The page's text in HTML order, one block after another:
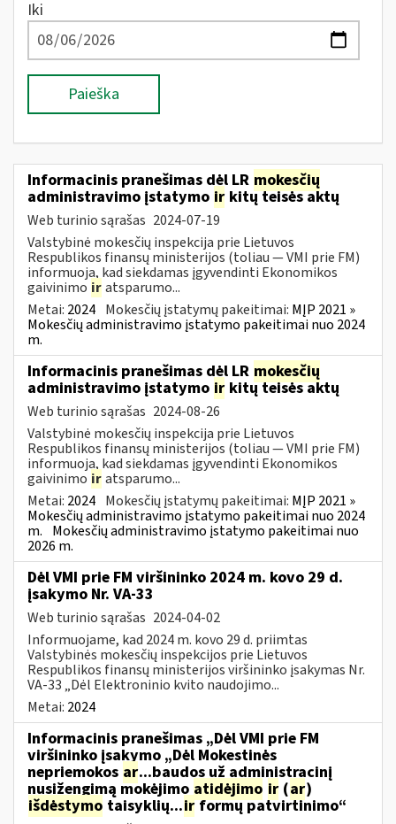
Iki
Paieška
Informacinis pranešimas dėl LR mokesčių
administravimo įstatymo ir kitų teisės aktų
Web turinio sąrašas 2024-07-19
Valstybinė mokesčių inspekcija prie Lietuvos
Respublikos finansų ministerijos (toliau — VMI prie FM)
informuoja, kad siekdamas įgyvendinti Ekonomikos
gaivinimo iratsparumo...
Metai: 2024 Mokesčių įstatymų pakeitimai: MĮP 2021 »
Mokesčių administravimo įstatymo pakeitimai nuo 2024
m.
Informacinis pranešimas dėl LR mokesčių
administravimo įstatymo ir kitų teisės aktų
Web turinio sąrašas 2024-08-26
Valstybinė mokesčių inspekcija prie Lietuvos
Respublikos finansų ministerijos (toliau — VMI prie FM)
informuoja, kad siekdamas įgyvendinti Ekonomikos
gaivinimo iratsparumo...
Metai: 2024 Mokesčių įstatymų pakeitimai: MĮP 2021 »
Mokesčių administravimo įstatymo pakeitimai nuo 2024
m. Mokesčių administravimo įstatymo pakeitimai nuo
2026 m.
Dėl VMI prie FM viršininko 2024 m. kovo 29 d.
įsakymo Nr. VA-33
Web turinio sąrašas 2024-04-02
Informuojame, kad 2024 m. kovo 29 d. priimtas
Valstybinės mokesčių inspekcijos prie Lietuvos
Respublikos finansų ministerijos viršininko įsakymas Nr.
VA-33 „Dėl Elektroninio kvito naudojimo...
Metai: 2024
Informacinis pranešimas „Dėl VMI prie FM
viršininko įsakymo „Dėl Mokestinės
nepriemokos ar...baudos už administracinį
nusižengimą mokėjimo atidėjimo ir (ar)
išdėstymo taisyklių...irformų patvirtinimo“